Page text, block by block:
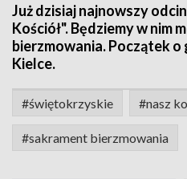
Już dzisiaj najnowszy
Kościół". Będziemy w nim
bierzmowania. Początek o
Kielce.
#świętokrzyskie #nasz
#sakrament bierzmowania